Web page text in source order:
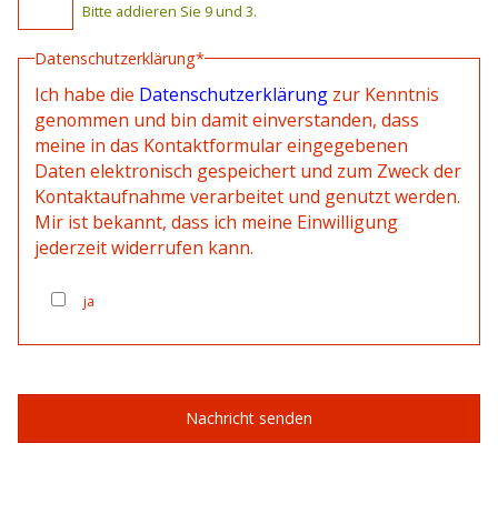
Bitte addieren Sie 9 und 3.
Datenschutzerklärung*
Ich habe die Datenschutzerklärung zur Kenntnis
genommen und bin damit einverstanden, dass
meine in das Kontaktformular eingegebenen
Daten elektronisch gespeichert und zum Zweck der
Kontaktaufnahme verarbeitet und genutzt werden.
Mir ist bekannt, dass ich meine Einwilligung
jederzeit widerrufen kann.
ja